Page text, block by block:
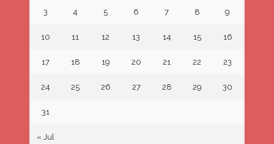
« Jul
3 4 5 6 7 8 9
10 11 12 13 14 15 16
17 18 19 20 21 22 23
24 25 26 27 28 29 30
31